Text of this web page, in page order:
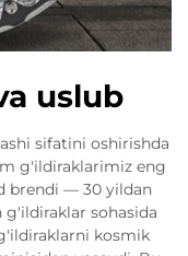
uslub
sifatini oshirishda
g'ildiraklarimiz eng
brendi — 30 yildan
sohasida
kosmik